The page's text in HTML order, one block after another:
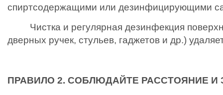
спиртсодержащими или дезинфицирующими
Чистка и регулярная дезинфекция
дверных ручек, стульев, гаджетов и др.)
ПРАВИЛО 2. СОБЛЮДАЙТЕ РАССТОЯНИЕ И